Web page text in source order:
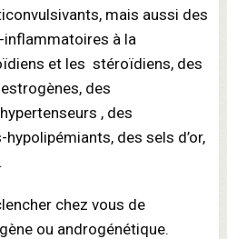
mais aussi des
à la
et les stéroïdiens, des
des
, des
des sels d’or,
chez vous de
ou androgénétique.